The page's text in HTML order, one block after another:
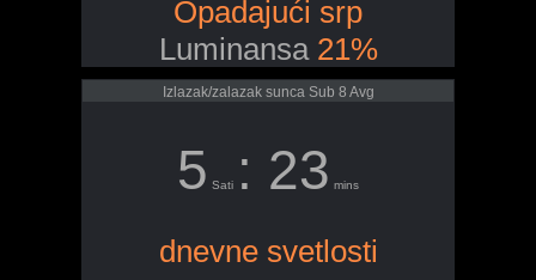
Opadajući srp
Luminansa 21%
Izlazak/zalazak sunca Sub 8 Avg
5 Sati : 23 mins
dnevne svetlosti